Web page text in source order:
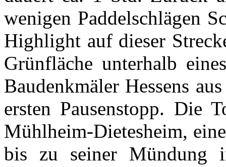
wenigen Paddelschlägen
Highlight auf dieser
Grünfläche unterhalb
Baudenkmäler Hessens
ersten Pausenstopp. Die
Mühlheim-Dietesheim,
bis zu seiner Mündung